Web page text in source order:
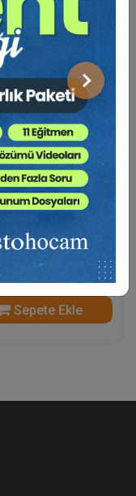
Sonraki
Nitelikli
- 4 Video)
Sepete Ekle